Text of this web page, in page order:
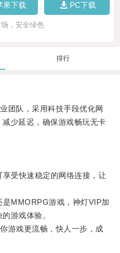
果下载 PC下载
，安全绿色
排行
队，采用科技手段优化网
少延迟，确保游戏畅玩无卡
受快速稳定的网络连接，让
MMORPG游戏，神灯VIP加
游戏体验。
戏更流畅，快人一步，成